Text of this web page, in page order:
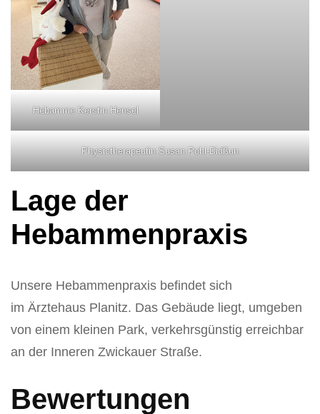
Hebamme Kerstin Hensel
Physiotherapeutin Susan Pohl-Didßun
Lage der
Hebammenpraxis
Unsere Hebammenpraxis befindet sich
im Ärztehaus Planitz. Das Gebäude liegt, umgeben
von einem kleinen Park, verkehrsgünstig erreichbar
an der Inneren Zwickauer Straße.
Bewertungen